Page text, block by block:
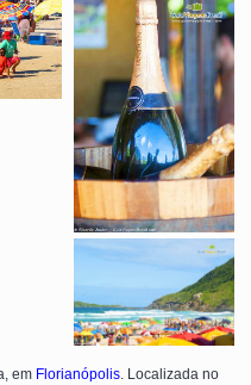
em Florianópolis . Localizada no